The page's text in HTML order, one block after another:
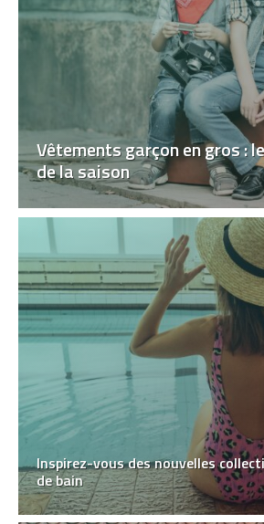
Vêtements garçon en gros :
de la saison
Inspirez-vous des nouvelles
de bain